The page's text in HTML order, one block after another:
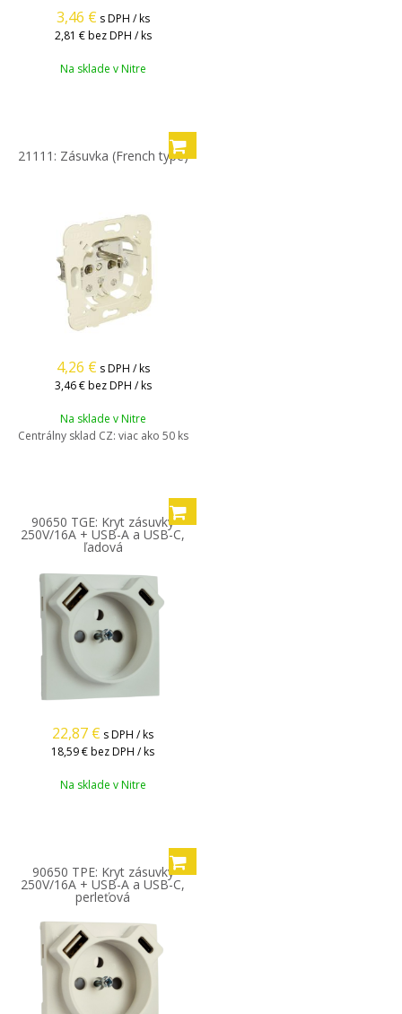
3,46 € s DPH / ks
2,81 € bez DPH / ks
Na sklade v Nitre
21111: Zásuvka (French type)
4,26 € s DPH / ks
3,46 € bez DPH / ks
Na sklade v Nitre
Centrálny sklad CZ: viac ako 50 ks
90650 TGE: Kryt zásuvky
250V/16A + USB-A a USB-C,
ľadová
22,87 € s DPH / ks
18,59 €bez DPH / ks
Na sklade v Nitre
90650 TPE: Kryt zásuvky
250V/16A + USB-A a USB-C,
perleťová